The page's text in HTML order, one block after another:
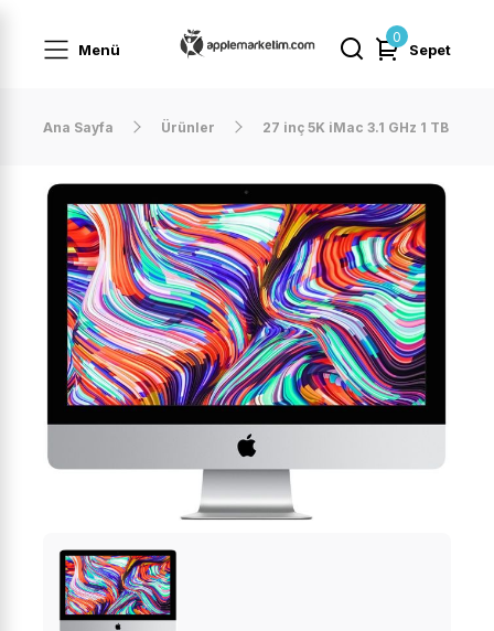
Menü Sepet
0
Ana Sayfa Ürünler 27 inç 5K iMac 3.1 GHz 1 TB